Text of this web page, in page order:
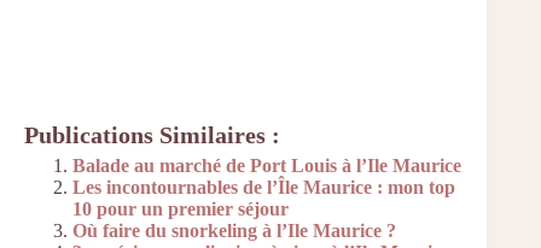
Publications Similaires :
Balade au marché de Port Louis à l’Ile Maurice
Les incontournables de l’Île Maurice : mon top
10 pour un premier séjour
Où faire du snorkeling à l’Ile Maurice ?